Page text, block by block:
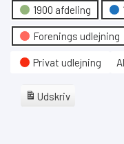
Hændelseskategori
1900 afdeling
Forenings udlejning
Privat udlejning
Udskriv
View